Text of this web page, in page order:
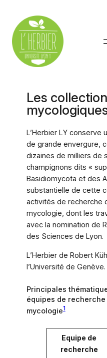
contenu
Les
L’Herbier LY conserve
de grande envergure,
dizaines de milliers de
champignons dits «
Basidiomycota et des
substantielle de cette
activités de recherche
mycologie, dont les
avec la nomination de
des Sciences de Lyon.
L’Herbier de Robert
l’Université de Genève.
Principales
équipes de recherche
mycologie1
Equipe de
recherche